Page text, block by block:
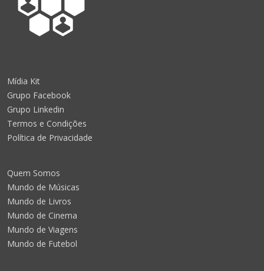
Mídia Kit
Grupo Facebook
Grupo Linkedin
Termos e Condições
Política de Privacidade
Quem Somos
Mundo de Músicas
Mundo de Livros
Mundo de Cinema
Mundo de Viagens
Mundo de Futebol